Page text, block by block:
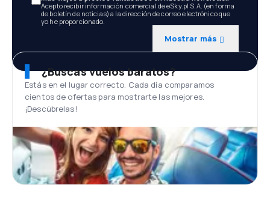
Acepto recibir información comercial de eSky.pl S.A. (en forma
de boletín de noticias) a la dirección de correo electrónico que
yo he proporcionado.
Mostrar más
¿Buscas vuelos baratos?
Estás en el lugar correcto. Cada día comparamos
cientos de ofertas para mostrarte las mejores.
¡Descúbrelas!